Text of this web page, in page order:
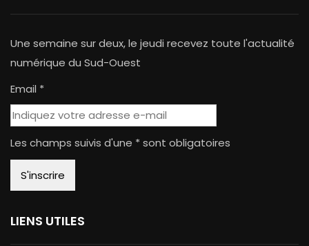
Une semaine sur deux, le jeudi recevez toute l'actualité
numérique du Sud-Ouest
Email *
Les champs suivis d'une * sont obligatoires
LIENS UTILES